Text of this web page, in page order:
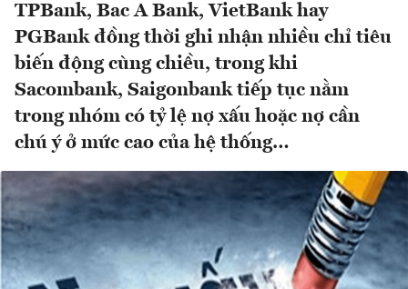
TPBank, Bac A Bank, VietBank hay
PGBank đồng thời ghi nhận nhiều chỉ tiêu
biến động cùng chiều, trong khi
Sacombank, Saigonbank tiếp tục nằm
trong nhóm có tỷ lệ nợ xấu hoặc nợ cần
chú ý ở mức cao của hệ thống…